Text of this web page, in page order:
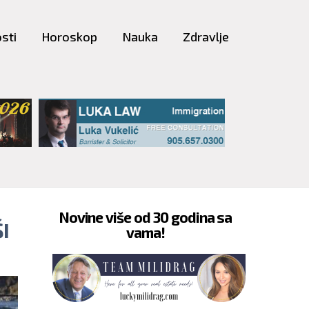
Horoskop Nauka Zdravlje
Novine više od 30 godina sa
vama!